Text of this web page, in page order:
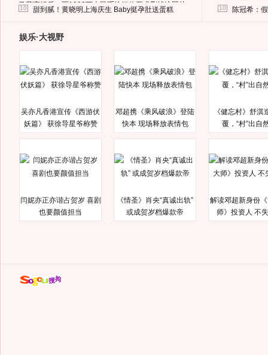
马蓉离婚后，砸1000万人民币给媒体要求删掉这照片
10 甜到腻！黄晓明上海庆生 Baby挺孕肚送蛋糕 10 陈冠希：
娱乐·大视野
吴亦凡香港宣传《西游伏
妖篇》 获徐导星爷称赞
邓超携《乘风破浪》登陆
快本 现场释放表情包
《健忘村》舒淇
覆，“村”出自
闫妮亦正亦谐占贺岁 喜剧
也要颜值担当
《情圣》肖央“真诚出轨”
或成贺岁档爆款帝
解读邓超新身份
师》投资人 不